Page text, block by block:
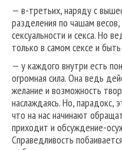
— в-третьих, наряду с
разделения по чашам
сексуальности и секса. Но
только в самом сексе и
— у каждого внутри есть
огромная сила. Она ведь
желание и возможность
наслаждаясь. Но, парадокс,
что на нас начинают
приходит и обсуждение-
Справедливость